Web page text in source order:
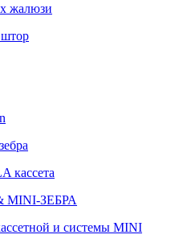
жалюзи
кассета
MINI-ЗЕБРА
и системы MINI